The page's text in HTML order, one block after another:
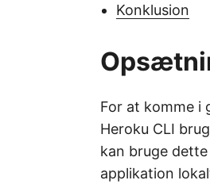
Konklusion
For at komme i
Heroku CLI
kan bruge
applikation